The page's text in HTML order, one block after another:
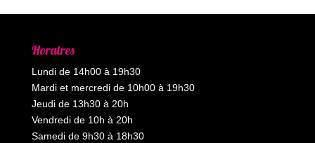
Horaires
Lundi de 14h00 à 19h30
Mardi et mercredi de 10h00 à 19h30
Jeudi de 13h30 à 20h
Vendredi de 10h à 20h
Samedi de 9h30 à 18h30